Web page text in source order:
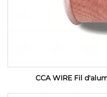
CCA WIRE Fil